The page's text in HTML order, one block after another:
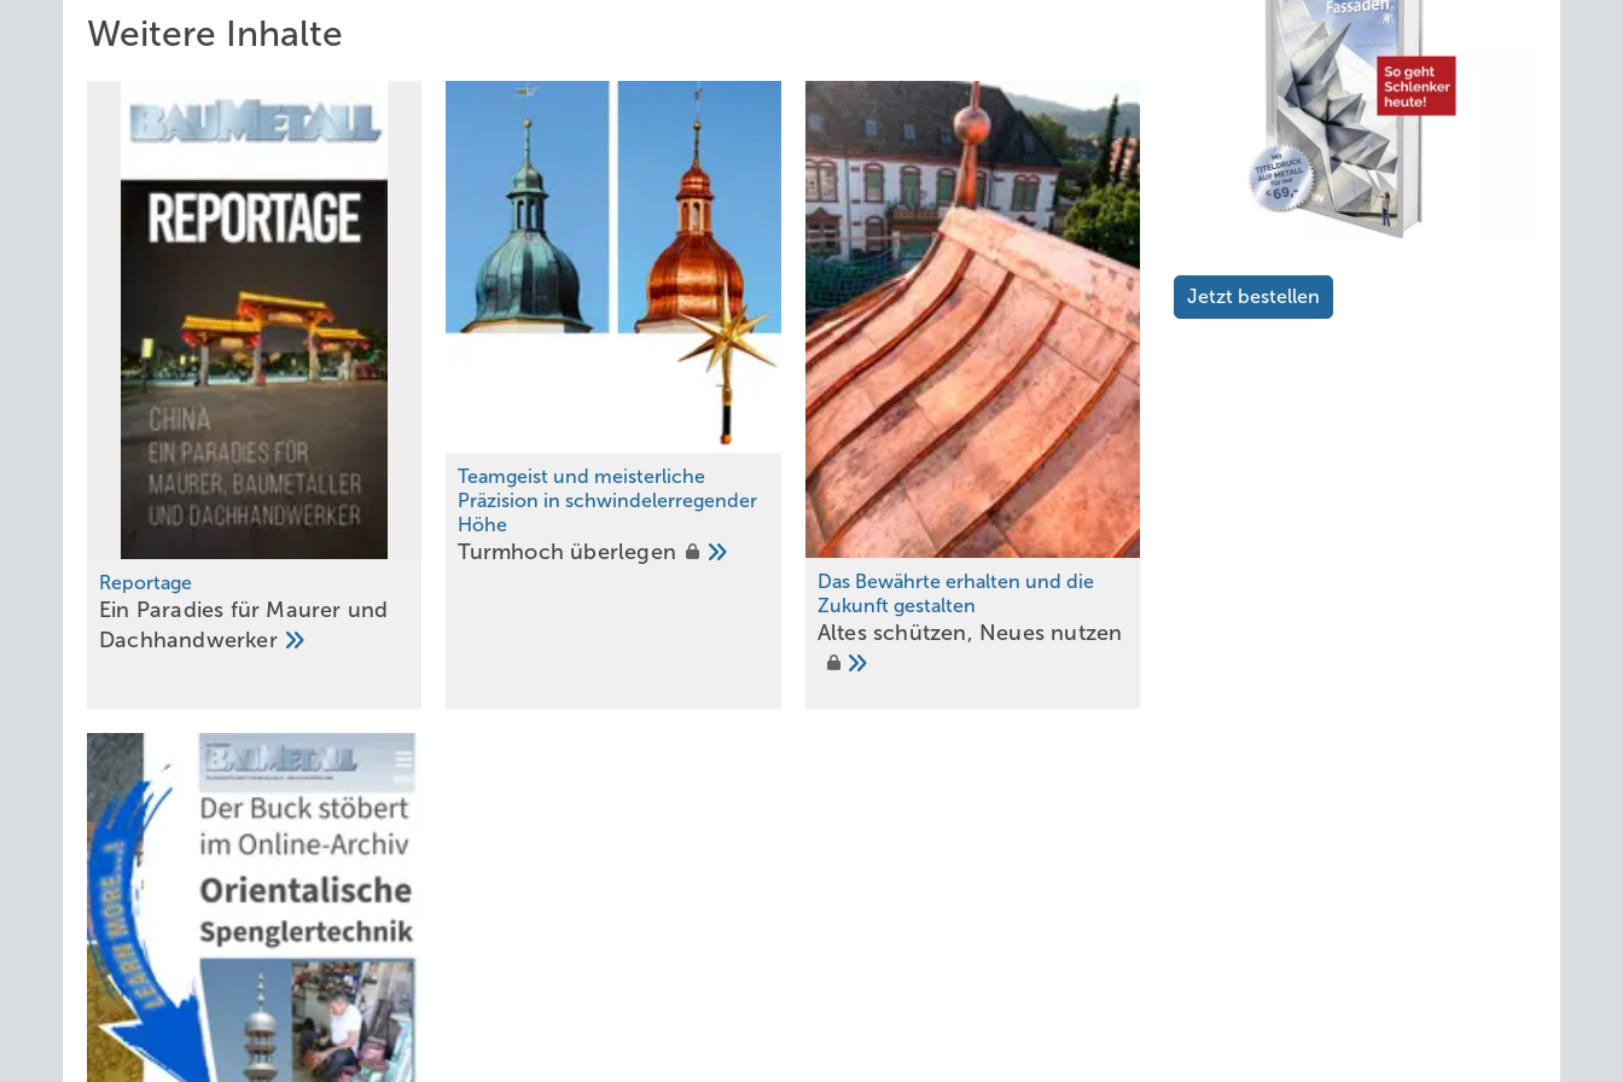
Als einer der führenden Experten bei der Herstellung von auf Sand gegossenem Blei hat Bradley Smith sein gesamtes Fachwissen
eingebracht. Er war gemeinsam mit seinem Team maßgeblich dafür verantwortlich, dass die nach historischem Vorbild hergestellten
Bleiplatten eine möglichst authentische Optik und Textur aufweisen.
Lesen Sie auch:
Handwerk trifft Hightech
BAUMETALL-
Netzwerktreffen in
Landsberg
Kreative Metallwerkstatt
Das Material ist der
Hammer!
Jedes einzelne der erforderlichen Dachelemente wurde zunächst als Prototyp gefertigt. Es folgten die Begutachtung und die
Freigabe durch den leitenden Architekten Philippe Villeneuve. Erst dann startete das Werkstatt-Team mit der Serienproduktion bzw.
der Reproduk­tion der benötigten Stückzahlen. Um die Verarbeitung zu erleichtern und die körperliche Belastung der Mitarbeitenden
zu reduzieren, hat das Unternehmen in mehrere Spezialmaschinen investiert. Darunter eine motorische Schröder-
Schwenkbiegemaschine vom Typ PowerBend Professional mit drehbarer Oberwange sowie diverse Hebe­vorrichtungen und
elektrisch betriebene Vakuumheber. Außerdem wurden spezielle Werkzeuge zur Weiterverarbeitung der gerollten Bleinähte
entwickelt.
Logistische Meisterleistung
Weitere Inhalte
Reportage
Ein Paradies für Maurer und
Dachhandwerker
Teamgeist und meisterliche
Präzision in schwindelerregender
Höhe
Tur mhoch überlegen
Das Bewährte erhalten und die
Zukunft gestalten
Altes schützen, Neues nutzen
Jetzt bestellen